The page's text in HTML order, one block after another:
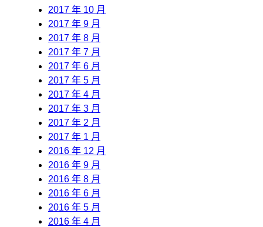
2017 年 10 月
2017 年 9 月
2017 年 8 月
2017 年 7 月
2017 年 6 月
2017 年 5 月
2017 年 4 月
2017 年 3 月
2017 年 2 月
2017 年 1 月
2016 年 12 月
2016 年 9 月
2016 年 8 月
2016 年 6 月
2016 年 5 月
2016 年 4 月